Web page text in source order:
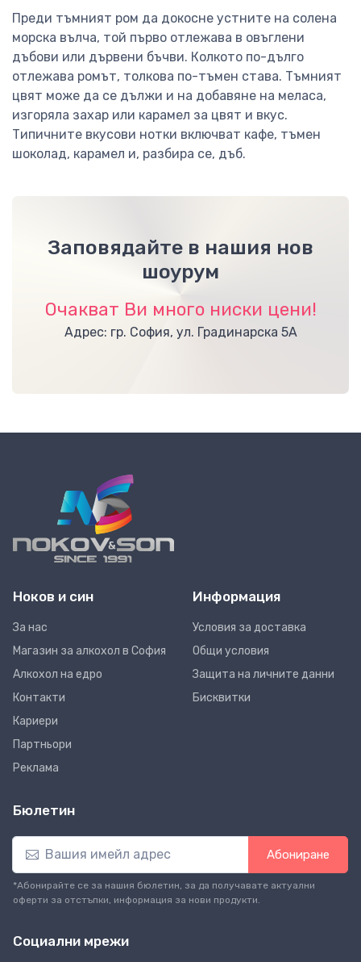
Преди тъмният ром да докосне устните на солена
морска вълча, той първо отлежава в овъглени
дъбови или дървени бъчви. Колкото по-дълго
отлежава ромът, толкова по-тъмен става. Тъмният
цвят може да се дължи и на добавяне на меласа,
изгоряла захар или карамел за цвят и вкус.
Типичните вкусови нотки включват кафе, тъмен
шоколад, карамел и, разбира се, дъб.
Заповядайте в нашия нов
шоурум
Очакват Ви много ниски цени!
Адрес: гр. София, ул. Градинарска 5А
Ноков и син
За нас
Магазин за алкохол в София
Алкохол на едро
Контакти
Кариери
Партньори
Реклама
Информация
Условия за доставка
Общи условия
Защита на личните данни
Бисквитки
Бюлетин
Абониране
*Абонирайте се за нашия бюлетин, за да получавате актуални
оферти за отстъпки, информация за нови продукти.
Социални мрежи